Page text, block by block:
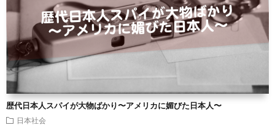
歴代日本人スパイが大物ばかり〜アメリカに媚びた日本人〜
日本社会